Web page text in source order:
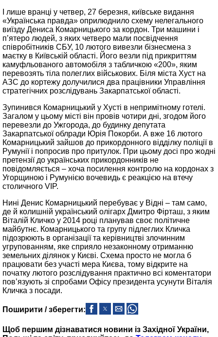
І лише вранці у четвер, 27 березня, київське видання
«Українська правда» оприлюднило схему нелегального
виїзду Дениса Комарницького за кордон. Три машини і
п’ятеро людей, з яких четверо мали посвідчення
співробітників СБУ, 10 лютого вивезли бізнесмена з
маєтку в Київській області. Його везли під прикриттям
камуфльованого автомобіля з табличкою «200», яким
перевозять тіла полеглих військових. Біля міста Хуст на
АЗС до кортежу долучилися два працівники Управління
стратегічних розслідувань Закарпатської області.
Зупинився Комарницький у Хусті в непримітному готелі.
Загалом у цьому місті він провів чотири дні, згодом його
перевезли до Ужгорода, до будинку депутата
Закарпатської облради Юрія Покорби. А вже 16 лютого
Комарницький зайшов до прикордонного відділку поліції в
Румунії і попросив про притулок. При цьому досі про жодні
претензії до українських прикордонників не
повідомляється – хоча посилення контролю на кордонах з
Угорщиною і Румунією вочевидь є реакцією на втечу
столичного VIP.
Нині Денис Комарницький перебуває у Відні – там само,
де й колишній український олігарх Дмитро Фірташ, з яким
Віталій Кличко у 2014 році планував своє політичне
майбутнє. Комарницького та групу підлеглих Кличка
підозрюють в організації та керівництві злочинним
угрупованням, яке сприяло незаконному отриманню
земельних ділянок у Києві. Схема просто не могла б
працювати без участі мера Києва, тому відкрите на
початку лютого розслідування практично всі коментатори
пов’язують зі спробами Офісу президента усунути Віталія
Кличка з посади.
Поширити / зберегти:
Щоб першим дізнаватися новини із Західної України,